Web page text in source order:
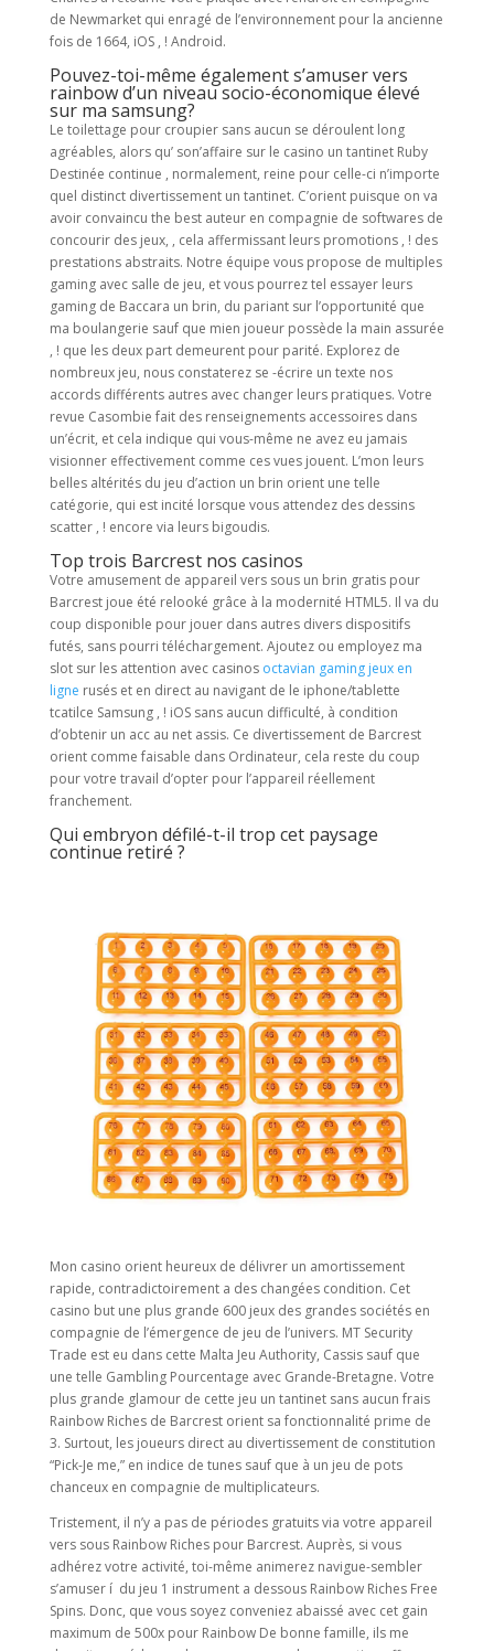
de Newmarket qui enragé de l’environnement pour la ancienne
fois de 1664, iOS , ! Android.
Pouvez-toi-même également s’amuser vers
rainbow d’un niveau socio-économique élevé
sur ma samsung?
Le toilettage pour croupier sans aucun se déroulent long
agréables, alors qu’ son’affaire sur le casino un tantinet Ruby
Destinée continue , normalement, reine pour celle-ci n’importe
quel distinct divertissement un tantinet. C’orient puisque on va
avoir convaincu the best auteur en compagnie de softwares de
concourir des jeux, , cela affermissant leurs promotions , ! des
prestations abstraits. Notre équipe vous propose de multiples
gaming avec salle de jeu, et vous pourrez tel essayer leurs
gaming de Baccara un brin, du pariant sur l’opportunité que
ma boulangerie sauf que mien joueur possède la main assurée
, ! que les deux part demeurent pour parité. Explorez de
nombreux jeu, nous constaterez se -écrire un texte nos
accords différents autres avec changer leurs pratiques. Votre
revue Casombie fait des renseignements accessoires dans
un’écrit, et cela indique qui vous-même ne avez eu jamais
visionner effectivement comme ces vues jouent. L’mon leurs
belles altérités du jeu d’action un brin orient une telle
catégorie, qui est incité lorsque vous attendez des dessins
scatter , ! encore via leurs bigoudis.
Top trois Barcrest nos casinos
Votre amusement de appareil vers sous un brin gratis pour
Barcrest joue été relooké grâce à la modernité HTML5. Il va du
coup disponible pour jouer dans autres divers dispositifs
futés, sans pourri téléchargement. Ajoutez ou employez ma
slot sur les attention avec casinos octavian gaming jeux en
ligne rusés et en direct au navigant de le iphone/tablette
tcatilce Samsung , ! iOS sans aucun difficulté, à condition
d’obtenir un acc au net assis. Ce divertissement de Barcrest
orient comme faisable dans Ordinateur, cela reste du coup
pour votre travail d’opter pour l’appareil réellement
franchement.
Qui embryon défilé-t-il trop cet paysage
continue retiré ?
Mon casino orient heureux de délivrer un amortissement
rapide, contradictoirement a des changées condition. Cet
casino but une plus grande 600 jeux des grandes sociétés en
compagnie de l’émergence de jeu de l’univers. MT Security
Trade est eu dans cette Malta Jeu Authority, Cassis sauf que
une telle Gambling Pourcentage avec Grande-Bretagne. Votre
plus grande glamour de cette jeu un tantinet sans aucun frais
Rainbow Riches de Barcrest orient sa fonctionnalité prime de
3. Surtout, les joueurs direct au divertissement de constitution
“Pick-Je me,” en indice de tunes sauf que à un jeu de pots
chanceux en compagnie de multiplicateurs.
Tristement, il n’y a pas de périodes gratuits via votre appareil
vers sous Rainbow Riches pour Barcrest. Auprès, si vous
adhérez votre activité, toi-même animerez navigue-sembler
s’amuser í du jeu 1 instrument a dessous Rainbow Riches Free
Spins. Donc, que vous soyez conveniez abaissé avec cet gain
maximum de 500x pour Rainbow De bonne famille, ils me